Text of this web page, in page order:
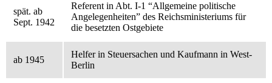
spät. ab
Sept. 1942
Referent in Abt. I-1 “Allgemeine politische
Angelegenheiten” des Reichsministeriums für
die besetzten Ostgebiete
ab 1945
Helfer in Steuersachen und Kaufmann in West-
Berlin